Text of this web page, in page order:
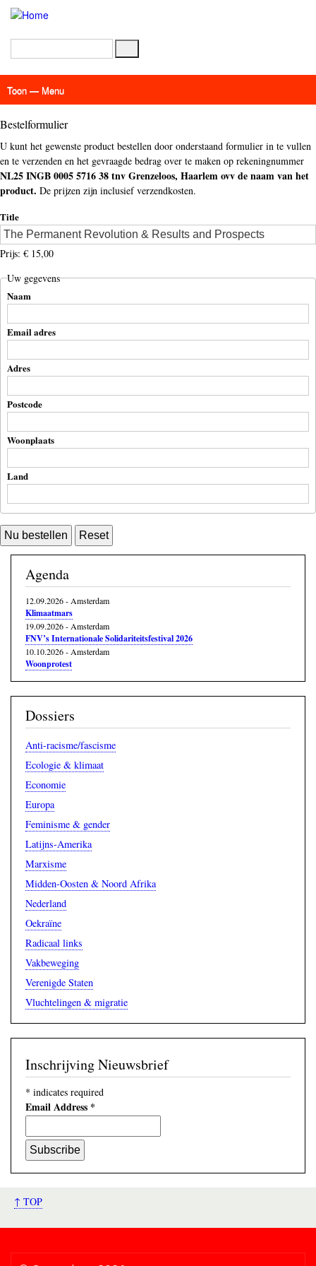
Overslaan
naarZoeken
Menu
Toon — Menu
Bestelformulier
U kunt het gewenste product bestellen door onderstaand formulier in te vullen
en te verzenden en het gevraagde bedrag over te maken op rekeningnummer
NL25 INGB 0005 5716 38 tnv Grenzeloos, Haarlem ovv de naam van het
product. De prijzen zijn inclusief verzendkosten.
Title
Prijs: € 15,00
Uw gegevens
Naam
Email adres
Adres
Postcode
Woonplaats
Land
Agenda
12.09.2026- Amsterdam
Klimaatmars
19.09.2026- Amsterdam
FNV’s Internationale Solidariteitsfestival 2026
10.10.2026- Amsterdam
Woonprotest
Dossiers
Anti-racisme/fascisme
Ecologie & klimaat
Economie
Europa
Feminisme & gender
Latijns-Amerika
Marxisme
Midden-Oosten & Noord Afrika
Nederland
Oekraïne
Radicaal links
Vakbeweging
Verenigde Staten
Vluchtelingen & migratie
Inschrijving Nieuwsbrief
* indicates required
Email Address *
↑ TOP